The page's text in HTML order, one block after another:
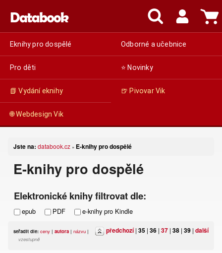
Eknihy pro dospělé Odborné a učebnice
Pro děti ⭐ Novinky
📗 Vydání eknihy 🍺 Pivovar Vik
🌐 Webdesign Vik
Jste na: databook.cz » E-knihy pro dospělé
E-knihy pro dospělé
Elektronické knihy filtrovat dle:
epub PDF e-knihy pro Kindle
předchozí| 35 | 36 | 37 | 38 | 39 | další
seřadit dle: ceny | autora | názvu |
vzestupně